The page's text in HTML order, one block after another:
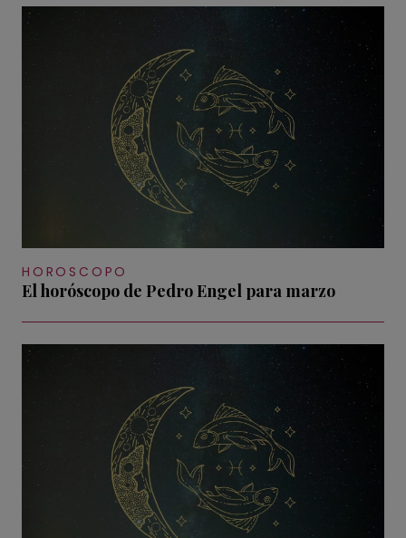
HOROSCOPO
El horóscopo de Pedro Engel para marzo